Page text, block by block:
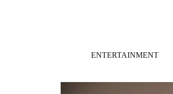
ENTERTAINMENT